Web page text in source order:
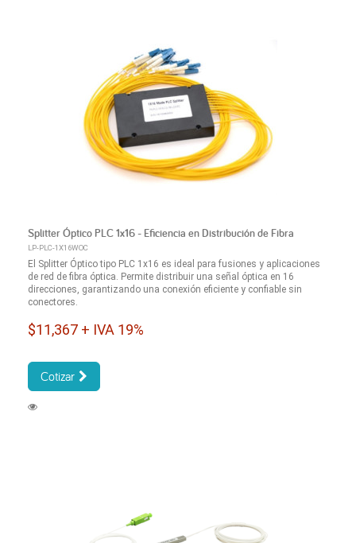
Splitter Óptico PLC 1x16 - Eficiencia en Distribución de Fibra
LP-PLC-1X16WOC
El Splitter Óptico tipo PLC 1x16 es ideal para fusiones y aplicaciones
de red de fibra óptica. Permite distribuir una señal óptica en 16
direcciones, garantizando una conexión eficiente y confiable sin
conectores.
$11,367 + IVA 19%
Cotizar